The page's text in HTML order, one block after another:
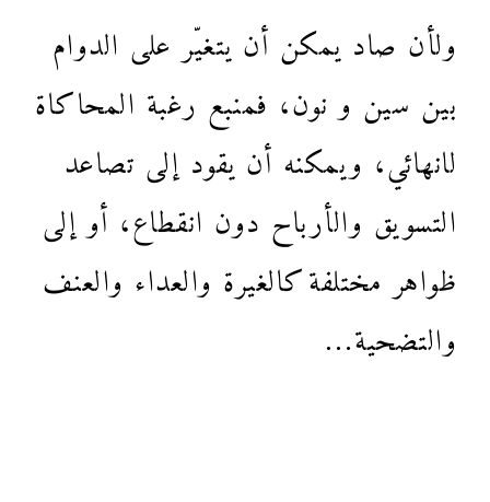
ولأن صاد يمكن أن يتغيّر على الدوام
بين سين و نون، فمنبع رغبة المحاكاة
لانهائي، ويمكنه أن يقود إلى تصاعد
التسويق والأرباح دون انقطاع، أو إلى
ظواهر مختلفة كالغيرة والعداء والعنف
والتضحية…